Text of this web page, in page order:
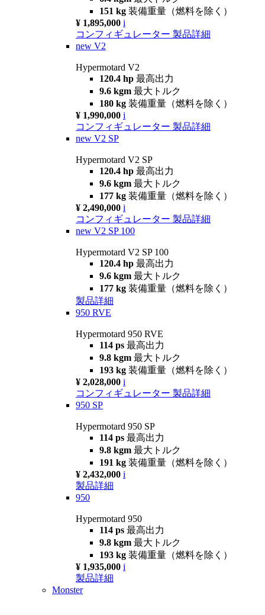
151 kg 装備重量（燃料を除く）
¥ 1,895,000 i
コンフィギュレーター 製品詳細
new V2
Hypermotard V2
120.4 hp 最高出力
9.6 kgm 最大トルク
180 kg 装備重量（燃料を除く）
¥ 1,990,000 i
コンフィギュレーター 製品詳細
new V2 SP
Hypermotard V2 SP
120.4 hp 最高出力
9.6 kgm 最大トルク
177 kg 装備重量（燃料を除く）
¥ 2,490,000 i
コンフィギュレーター 製品詳細
new V2 SP 100
Hypermotard V2 SP 100
120.4 hp 最高出力
9.6 kgm 最大トルク
177 kg 装備重量（燃料を除く）
製品詳細
950 RVE
Hypermotard 950 RVE
114 ps 最高出力
9.8 kgm 最大トルク
193 kg 装備重量（燃料を除く）
¥ 2,028,000 i
コンフィギュレーター 製品詳細
950 SP
Hypermotard 950 SP
114 ps 最高出力
9.8 kgm 最大トルク
191 kg 装備重量（燃料を除く）
¥ 2,432,000 i
製品詳細
950
Hypermotard 950
114 ps 最高出力
9.8 kgm 最大トルク
193 kg 装備重量（燃料を除く）
¥ 1,935,000 i
製品詳細
Monster